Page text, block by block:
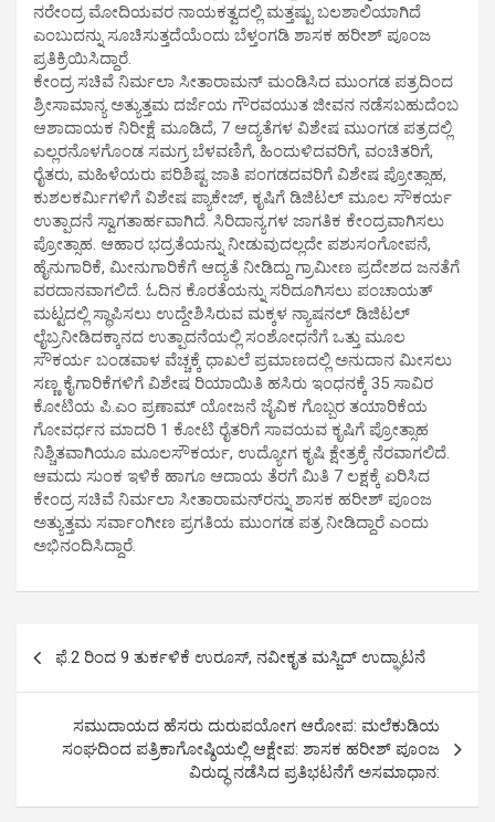
ನರೇಂದ್ರ ಮೋದಿಯವರ ನಾಯಕತ್ವದಲ್ಲಿ ಮತ್ತಷ್ಟು ಬಲಶಾಲಿಯಾಗಿದೆ
ಎಂಬುದನ್ನು ಸೂಚಿಸುತ್ತದೆಯೆಂದು ಬೆಳ್ತಂಗಡಿ ಶಾಸಕ ಹರೀಶ್ ಪೂಂಜ
ಪ್ರತಿಕ್ರಿಯಿಸಿದ್ದಾರೆ.
ಕೇಂದ್ರ ಸಚಿವೆ ನಿರ್ಮಲಾ ಸೀತಾರಾಮನ್ ಮಂಡಿಸಿದ ಮುಂಗಡ ಪತ್ರದಿಂದ
ಶ್ರೀಸಾಮಾನ್ಯ ಅತ್ಯುತ್ತಮ ದರ್ಜೆಯ ಗೌರವಯುತ ಜೀವನ ನಡೆಸಬಹುದೆಂಬ
ಆಶಾದಾಯಕ ನಿರೀಕ್ಷೆ ಮೂಡಿದೆ, 7 ಆದ್ಯತೆಗಳ ವಿಶೇಷ ಮುಂಗಡ ಪತ್ರದಲ್ಲಿ
ಎಲ್ಲರನೊಳಗೊಂಡ ಸಮಗ್ರ ಬೆಳವಣಿಗೆ, ಹಿಂದುಳಿದವರಿಗೆ, ವಂಚಿತರಿಗೆ,
ರೈತರು, ಮಹಿಳೆಯರು ಪರಿಶಿಷ್ಟ ಜಾತಿ ಪಂಗಡದವರಿಗೆ ವಿಶೇಷ ಪ್ರೋತ್ಸಾಹ,
ಕುಶಲಕರ್ಮಿಗಳಿಗೆ ವಿಶೇಷ ಪ್ಯಾಕೇಜ್, ಕೃಷಿಗೆ ಡಿಜಿಟಲ್ ಮೂಲ ಸೌಕರ್ಯ
ಉತ್ಪಾದನೆ ಸ್ವಾಗತಾರ್ಹವಾಗಿದೆ. ಸಿರಿದಾನ್ಯಗಳ ಜಾಗತಿಕ ಕೇಂದ್ರವಾಗಿಸಲು
ಪ್ರೋತ್ಸಾಹ. ಆಹಾರ ಭದ್ರತೆಯನ್ನು ನೀಡುವುದಲ್ಲದೇ ಪಶುಸಂಗೋಪನೆ,
ಹೈನುಗಾರಿಕೆ, ಮೀನುಗಾರಿಕೆಗೆ ಆದ್ಯತೆ ನೀಡಿದ್ದು ಗ್ರಾಮೀಣ ಪ್ರದೇಶದ ಜನತೆಗೆ
ವರದಾನವಾಗಲಿದೆ. ಓದಿನ ಕೊರತೆಯನ್ನು ಸರಿದೂಗಿಸಲು ಪಂಚಾಯತ್
ಮಟ್ಟದಲ್ಲಿ ಸ್ಥಾಪಿಸಲು ಉದ್ದೇಶಿಸಿರುವ ಮಕ್ಕಳ ನ್ಯಾಷನಲ್ ಡಿಜಿಟಲ್
ಲೈಬ್ರನೀಡಿದಕ್ಕಾನದ ಉತ್ಪಾದನೆಯಲ್ಲಿ ಸಂಶೋಧನೆಗೆ ಒತ್ತು ಮೂಲ
ಸೌಕರ್ಯ ಬಂಡವಾಳ ವೆಚ್ಚಕ್ಕೆ ಧಾಖಲೆ ಪ್ರಮಾಣದಲ್ಲಿ ಅನುದಾನ ಮೀಸಲು
ಸಣ್ಣ ಕೈಗಾರಿಕೆಗಳಿಗೆ ವಿಶೇಷ ರಿಯಾಯಿತಿ ಹಸಿರು ಇಂಧನಕ್ಕೆ 35 ಸಾವಿರ
ಕೋಟಿಯ ಪಿ.ಎಂ ಪ್ರಣಾಮ್ ಯೋಜನೆ ಜೈವಿಕ ಗೊಬ್ಬರ ತಯಾರಿಕೆಯ
ಗೋವರ್ಧನ ಮಾದರಿ 1 ಕೋಟಿ ರೈತರಿಗೆ ಸಾವಯವ ಕೃಷಿಗೆ ಪ್ರೋತ್ಸಾಹ
ನಿಶ್ಚಿತವಾಗಿಯೂ ಮೂಲಸೌಕರ್ಯ, ಉದ್ಯೋಗ ಕೃಷಿ ಕ್ಷೇತ್ರಕ್ಕೆ ನೆರವಾಗಲಿದೆ.
ಆಮದು ಸುಂಕ ಇಳಿಕೆ ಹಾಗೂ ಆದಾಯ ತೆರಗೆ ಮಿತಿ 7 ಲಕ್ಷಕ್ಕೆ ಏರಿಸಿದ
ಕೇಂದ್ರ ಸಚಿವೆ ನಿರ್ಮಲಾ ಸೀತಾರಾಮನ್‍ರನ್ನು ಶಾಸಕ ಹರೀಶ್ ಪೂಂಜ
ಅತ್ಯುತ್ತಮ ಸರ್ವಾಂಗೀಣ ಪ್ರಗತಿಯ ಮುಂಗಡ ಪತ್ರ ನೀಡಿದ್ದಾರೆ ಎಂದು
ಅಭಿನಂದಿಸಿದ್ದಾರೆ.
ಫೆ.2 ರಿಂದ 9 ತುರ್ಕಳಿಕೆ ಉರೂಸ್, ನವೀಕೃತ ಮಸ್ಜಿದ್ ಉದ್ಘಾಟನೆ
ಸಮುದಾಯದ ಹೆಸರು ದುರುಪಯೋಗ ಆರೋಪ: ಮಲೆಕುಡಿಯ
ಸಂಘದಿಂದ ಪತ್ರಿಕಾಗೋಷ್ಠಿಯಲ್ಲಿ ಆಕ್ಷೇಪ: ಶಾಸಕ ಹರೀಶ್ ಪೂಂಜ
ವಿರುದ್ಧ ನಡೆಸಿದ ಪ್ರತಿಭಟನೆಗೆ ಅಸಮಾಧಾನ: